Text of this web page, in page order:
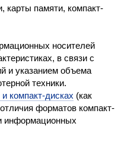
карты памяти, компакт-
носителей
в связи с
и указанием объема
техники.
компакт-дисках (как
форматов компакт-
информационных